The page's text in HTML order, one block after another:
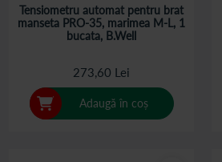
Tensiometru automat pentru brat
manseta PRO-35, marimea M-L, 1
bucata, B.Well
273,60 Lei
Adaugă în coș